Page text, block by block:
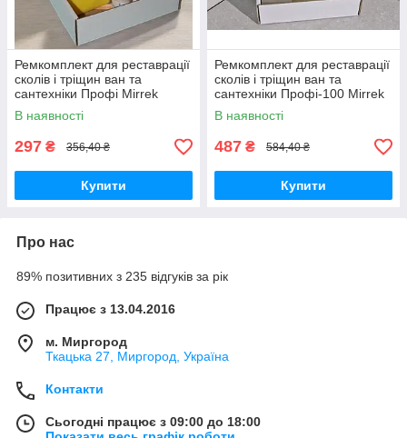
Ремкомплект для реставрації
сколів і тріщин ван та
сантехніки Профі Mirrek
Plastall (20 грамм)
В наявності
297 ₴ 356,40 ₴
Купити
Ремкомплект для реставрації
сколів і тріщин ван та
сантехніки Профі-100 Mirrek
Plastall (100 грам)
В наявності
487 ₴ 584,40 ₴
Купити
Про нас
89% позитивних з 235 відгуків за рік
Працює з 13.04.2016
м. Миргород
Ткацька 27, Миргород, Україна
Контакти
Сьогодні працює з 09:00 до 18:00